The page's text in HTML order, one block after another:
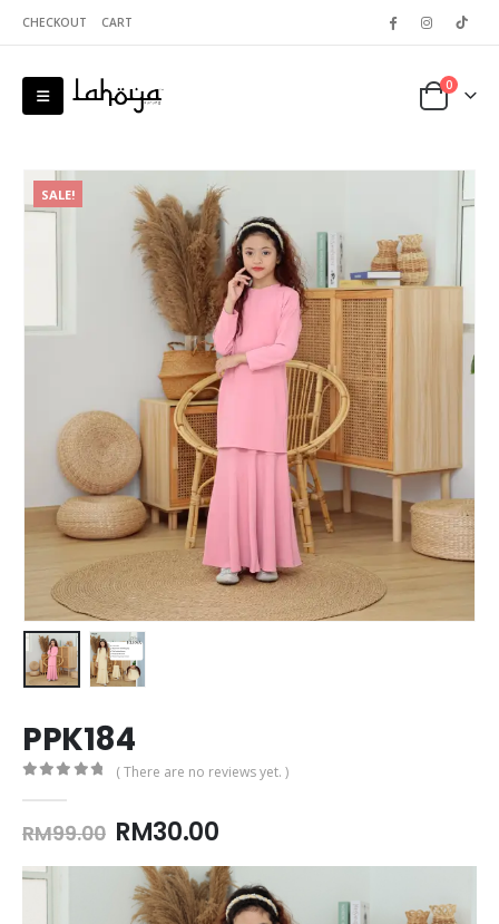
CHECKOUT CART
0
SALE!
PPK184
( There are no reviews yet. )
RM99.00 Original
was:
RM99.00.
RM30.00Current
is:
RM30.00.